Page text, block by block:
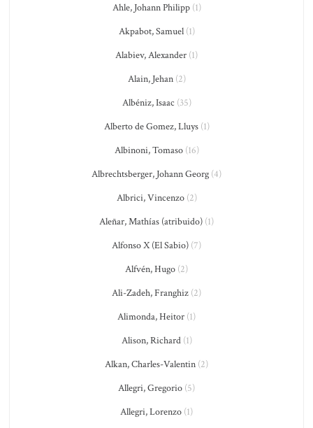
Ahle, Johann Philipp(1)
Akpabot, Samuel(1)
Alabiev, Alexander (1)
Alain, Jehan(2)
Albéniz, Isaac (35)
Alberto de Gomez, Lluys(1)
Albinoni, Tomaso(16)
Albrechtsberger, Johann Georg (4)
Albrici, Vincenzo(2)
Aleñar, Mathías (atribuido) (1)
Alfonso X (El Sabio) (7)
Alfvén, Hugo (2)
Ali-Zadeh, Franghiz (2)
Alimonda, Heitor (1)
Alison, Richard(1)
Alkan, Charles-Valentin (2)
Allegri, Gregorio (5)
Allegri, Lorenzo (1)